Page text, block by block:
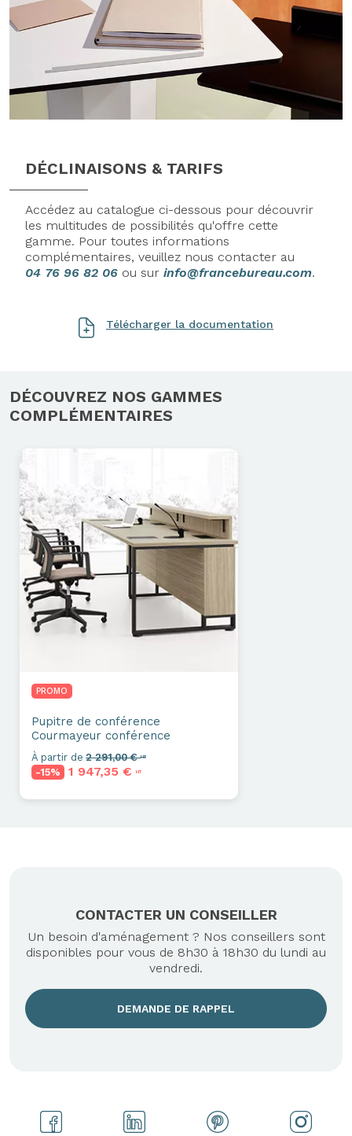
DÉCLINAISONS & TARIFS
Accédez au catalogue ci-dessous pour découvrir
les multitudes de possibilités qu'offre cette
gamme. Pour toutes informations
complémentaires, veuillez nous contacter au
04 76 96 82 06 ou sur info@francebureau.com.
Télécharger la documentation
DÉCOUVREZ NOS GAMMES
COMPLÉMENTAIRES
PROMO
Pupitre de conférence
Courmayeur conférence
À partir de 2 291,00 €HT
-15% 1 947,35 € HT
CONTACTER UN CONSEILLER
Un besoin d'aménagement ? Nos conseillers sont
disponibles pour vous de 8h30 à 18h30 du lundi au
vendredi.
DEMANDE DE RAPPEL